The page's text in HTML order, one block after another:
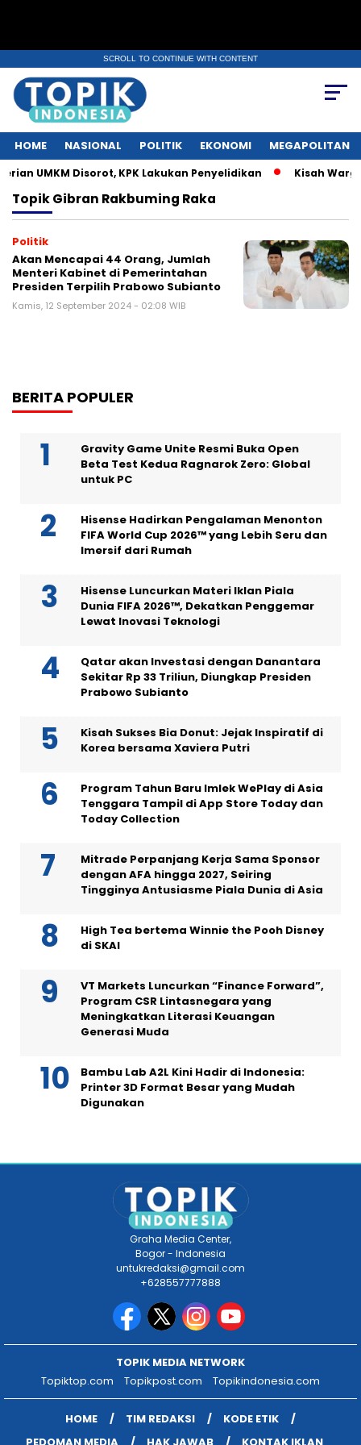
SCROLL TO CONTINUE WITH CONTENT
HOME NASIONAL POLITIK EKONOMI MEGAPOLITAN
UMKM Disorot, KPK Lakukan Penyelidikan Kisah
TopikGibran Rakbuming Raka
Politik
Akan Mencapai 44 Orang, Jumlah
Menteri Kabinet di Pemerintahan
Presiden Terpilih Prabowo Subianto ​​
Kamis, 12 September 2024 - 02:08 WIB
BERITA POPULER
Gravity Game Unite Resmi Buka Open
Beta Test Kedua Ragnarok Zero: Global
untuk PC
Hisense Hadirkan Pengalaman Menonton
FIFA World Cup 2026™ yang Lebih Seru dan
Imersif dari Rumah
Hisense Luncurkan Materi Iklan Piala
Dunia FIFA 2026™, Dekatkan Penggemar
Lewat Inovasi Teknologi
Qatar akan Investasi dengan Danantara
Sekitar Rp 33 Triliun, Diungkap Presiden
Prabowo Subianto
Kisah Sukses Bia Donut: Jejak Inspiratif di
Korea bersama Xaviera Putri
Program Tahun Baru Imlek WePlay di Asia
Tenggara Tampil di App Store Today dan
Today Collection
Mitrade Perpanjang Kerja Sama Sponsor
dengan AFA hingga 2027, Seiring
Tingginya Antusiasme Piala Dunia di Asia
High Tea bertema Winnie the Pooh Disney
di SKAI
VT Markets Luncurkan “Finance Forward”,
Program CSR Lintasnegara yang
Meningkatkan Literasi Keuangan
Generasi Muda
Bambu Lab A2L Kini Hadir di Indonesia:
Printer 3D Format Besar yang Mudah
Digunakan
Graha Media Center,
Bogor - Indonesia
untukredaksi@gmail.com
+628557777888
TOPIK MEDIA NETWORK
Topiktop.com
Topikpost.com Topikindonesia.com
HOME TIM REDAKSI
KODE ETIK